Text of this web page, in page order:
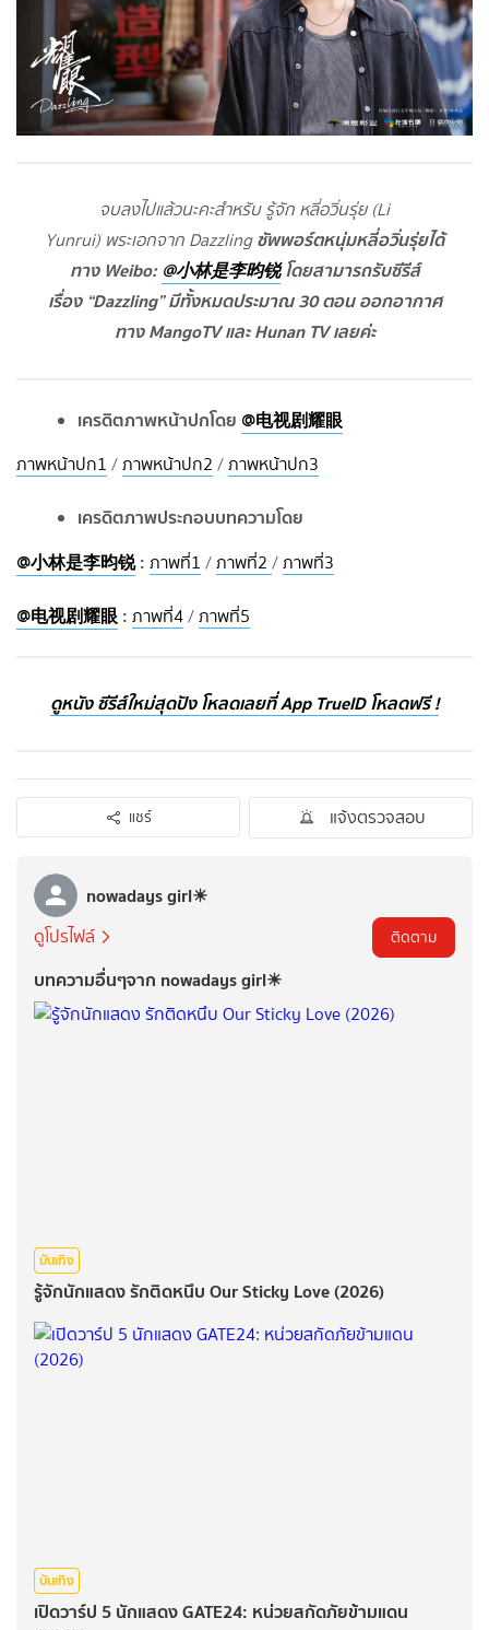
จบลงไปแล้วนะคะสำหรับ รู้จัก หลี่อวิ่นรุ่ย (Li
Yunrui) พระเอกจาก Dazzlingซัพพอร์ตหนุ่มหลี่อวิ่นรุ่ยได้
ทาง Weibo: @小林是李昀锐โดยสามารถรับซีรีส์
เรื่อง “Dazzling” มีทั้งหมดประมาณ 30 ตอน ออกอากาศ
ทาง MangoTV และ Hunan TV เลยค่ะ
เครดิตภาพหน้าปกโดย @电视剧耀眼
ภาพหน้าปก1 /ภาพหน้าปก2 /ภาพหน้าปก3
เครดิตภาพประกอบบทความโดย
@小林是李昀锐: ภาพที่1 /ภาพที่2 /ภาพที่3
@电视剧耀眼: ภาพที่4/ภาพที่5
ดูหนัง ซีรีส์ใหม่สุดปัง โหลดเลยที่ App TrueID โหลดฟรี !
แชร์ แจ้งตรวจสอบ
nowadays girl☀︎︎
ดูโปรไฟล์ ติดตาม
บทความอื่นๆจาก nowadays girl☀︎︎
บันเทิง
รู้จักนักแสดง รักติดหนึบ Our Sticky Love (2026)
บันเทิง
เปิดวาร์ป 5 นักแสดง GATE24: หน่วยสกัดภัยข้ามแดน